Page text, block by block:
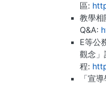
區:
教學
Q&A:
E等公
觀念」
程:
「宣